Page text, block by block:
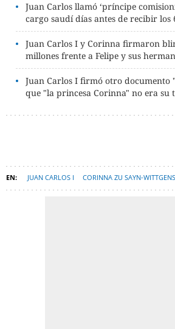
Juan Carlos llamó ‘príncipe
cargo saudí días antes de recibir los
Juan Carlos I y Corinna firmaron
millones frente a Felipe y sus
Juan Carlos I firmó otro documento
que "la princesa Corinna" no era su
JUAN CARLOS I CORINNA ZU SAYN-